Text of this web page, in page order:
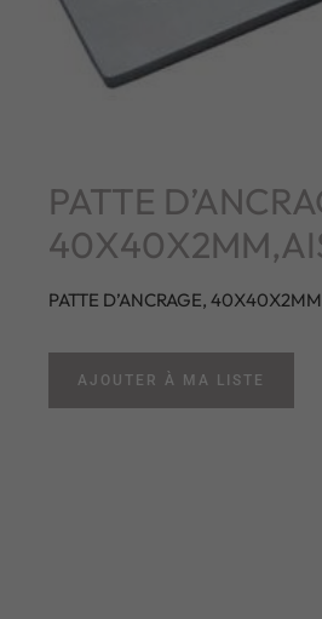
PATTE
PATTE D’ANCRAGE,
AJOUTER À MA LISTE